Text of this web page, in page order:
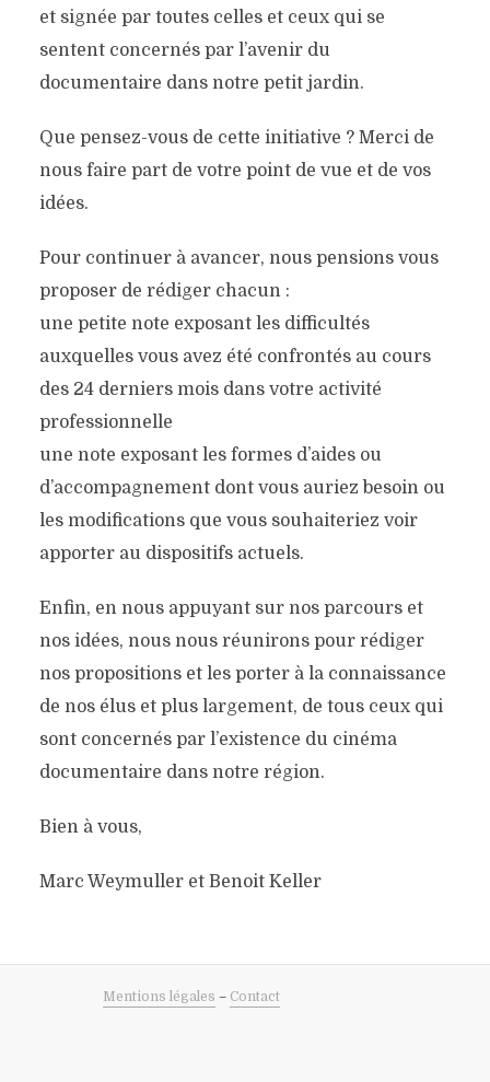
et signée par toutes celles et ceux qui se
sentent concernés par l’avenir du
documentaire dans notre petit jardin.
Que pensez-vous de cette initiative ? Merci de
nous faire part de votre point de vue et de vos
idées.
Pour continuer à avancer, nous pensions vous
proposer de rédiger chacun :
une petite note exposant les difficultés
auxquelles vous avez été confrontés au cours
des 24 derniers mois dans votre activité
professionnelle
une note exposant les formes d’aides ou
d’accompagnement dont vous auriez besoin ou
les modifications que vous souhaiteriez voir
apporter au dispositifs actuels.
Enfin, en nous appuyant sur nos parcours et
nos idées, nous nous réunirons pour rédiger
nos propositions et les porter à la connaissance
de nos élus et plus largement, de tous ceux qui
sont concernés par l’existence du cinéma
documentaire dans notre région.
Bien à vous,
Marc Weymuller et Benoit Keller
Mentions légales – Contact